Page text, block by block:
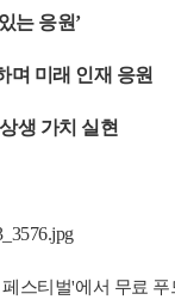
는 응원’
며 미래 인재 응원
생 가치 실현
스티벌'에서 무료